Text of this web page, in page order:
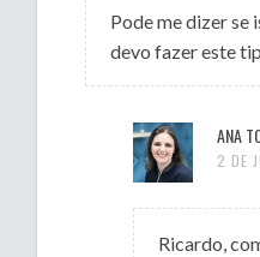
Pode me dizer se
devo fazer este
ANA
2 DE
Ricardo,